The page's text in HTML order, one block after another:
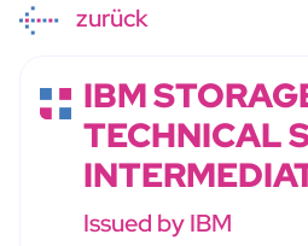
zurück
IBM
TECHNICAL
Issued by IBM